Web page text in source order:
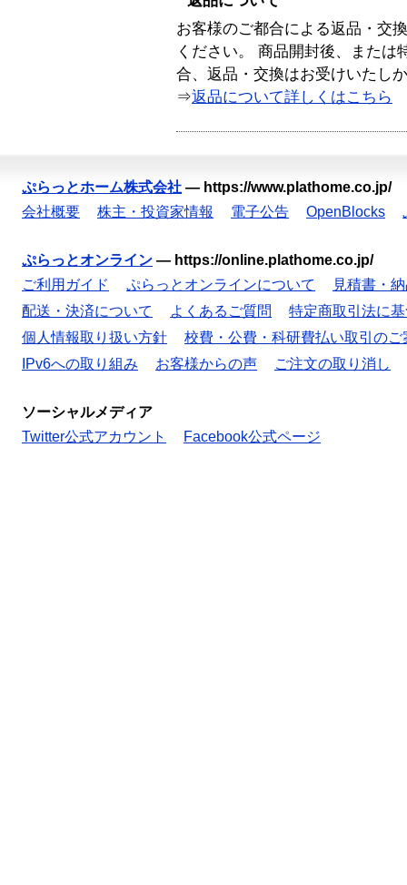
お客様のご都合による返品・交
ください。 商品開封後、または
合、返品・交換はお受けいたし
⇒返品について詳しくはこちら
ぷらっとホーム株式会社 — https://www.plathome.co.jp/
会社概要
株主・投資家情報 電子公告 OpenBlocks
ぷらっとオンライン — https://online.plathome.co.jp/
ご利用ガイド
ぷらっとオンラインについて
見積書・
配送・決済について
よくあるご質問
特定商取引法に
個人情報取り扱い方針
校費・公費・科研費払い取引のご
IPv6への取り組み
お客様からの声 ご注文の取り消し
ソーシャルメディア
Twitter公式アカウント
Facebook公式ページ